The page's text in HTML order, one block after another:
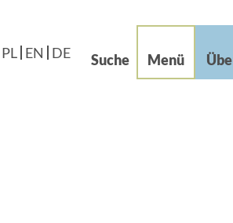
PL EN DE Suche Menü
Leichte Sprache